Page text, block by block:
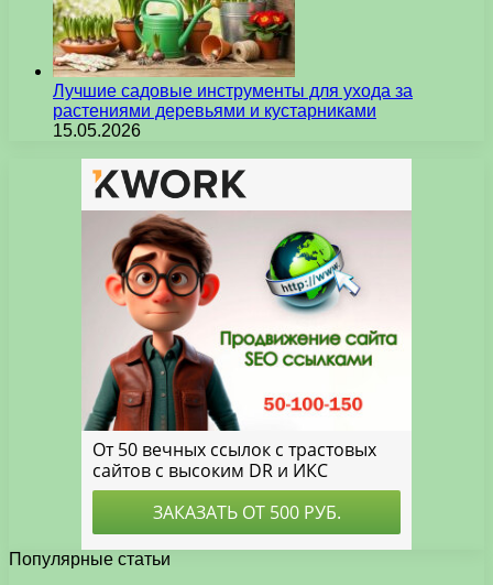
Лучшие садовые инструменты для ухода за
растениями деревьями и кустарниками
15.05.2026
Популярные статьи